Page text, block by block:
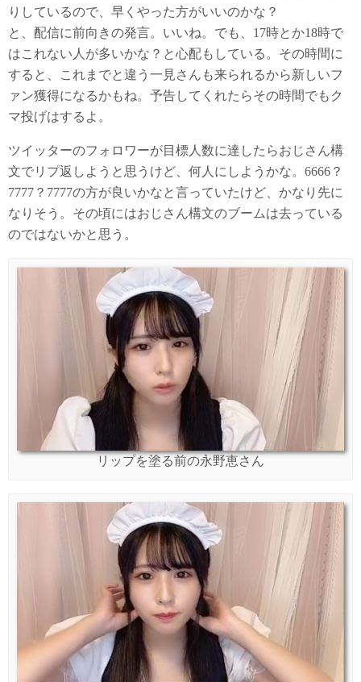
りしているので、早くやった方がいいのかな？
と、配信に前向きの発言。いいね。でも、17時とか18時で
はこれない人が多いかな？と心配もしている。その時間に
すると、これまでと違う一見さんも来られるから新しいフ
ァン獲得になるかもね。予告してくれたらその時間でもク
マ投げはするよ。
ツイッターのフォロワーが目標人数に達したらおじさん構
文でリプ返しようと思うけど、何人にしようかな。6666？
7777？7777の方が良いかなと言っていたけど、かなり先に
なりそう。その頃にはおじさん構文のブームは去っている
のではないかと思う。
リップを塗る前の永野恵さん